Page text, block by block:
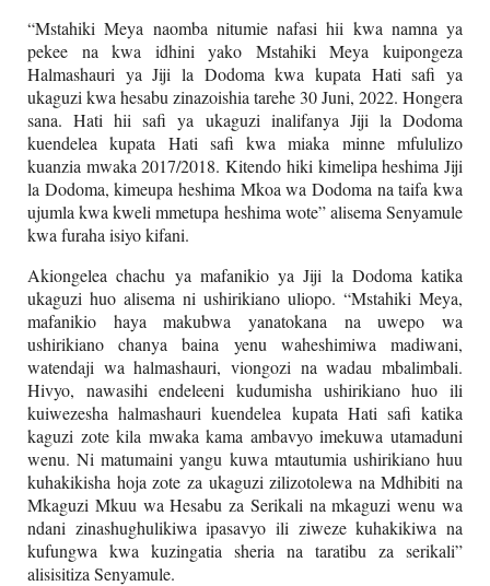
“Mstahiki Meya naomba nitumie nafasi hii kwa namna ya
pekee na kwa idhini yako Mstahiki Meya kuipongeza
Halmashauri ya Jiji la Dodoma kwa kupata Hati safi ya
ukaguzi kwa hesabu zinazoishia tarehe 30 Juni, 2022. Hongera
sana. Hati hii safi ya ukaguzi inalifanya Jiji la Dodoma
kuendelea kupata Hati safi kwa miaka minne mfululizo
kuanzia mwaka 2017/2018. Kitendo hiki kimelipa heshima Jiji
la Dodoma, kimeupa heshima Mkoa wa Dodoma na taifa kwa
ujumla kwa kweli mmetupa heshima wote” alisema Senyamule
kwa furaha isiyo kifani.
Akiongelea chachu ya mafanikio ya Jiji la Dodoma katika
ukaguzi huo alisema ni ushirikiano uliopo. “Mstahiki Meya,
mafanikio haya makubwa yanatokana na uwepo wa
ushirikiano chanya baina yenu waheshimiwa madiwani,
watendaji wa halmashauri, viongozi na wadau mbalimbali.
Hivyo, nawasihi endeleeni kudumisha ushirikiano huo ili
kuiwezesha halmashauri kuendelea kupata Hati safi katika
kaguzi zote kila mwaka kama ambavyo imekuwa utamaduni
wenu. Ni matumaini yangu kuwa mtautumia ushirikiano huu
kuhakikisha hoja zote za ukaguzi zilizotolewa na Mdhibiti na
Mkaguzi Mkuu wa Hesabu za Serikali na mkaguzi wenu wa
ndani zinashughulikiwa ipasavyo ili ziweze kuhakikiwa na
kufungwa kwa kuzingatia sheria na taratibu za serikali”
alisisitiza Senyamule.